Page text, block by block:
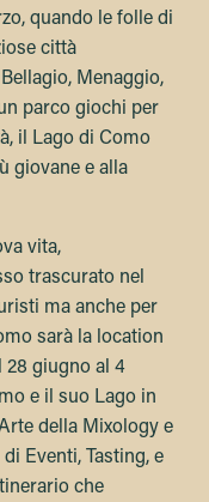
quando le folle di
città
Menaggio,
parco giochi per
il Lago di Como
giovane e alla
vita,
trascurato nel
ma anche per
sarà la location
28 giugno al 4
e il suo Lago in
della Mixology e
Eventi, Tasting, e
che